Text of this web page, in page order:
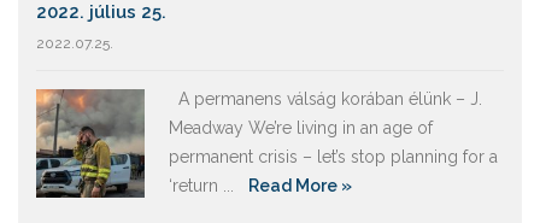
2022. július 25.
2022.07.25.
A permanens válság korában élünk – J.
Meadway We’re living in an age of
permanent crisis – let’s stop planning for a
‘return ...
Read More »